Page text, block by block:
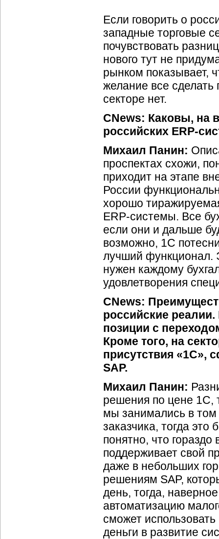
Если говорить о
западные торговые
почувствовать
нового тут не
рынком показывает,
желание все сделать
секторе нет.
CNews: Каковы, на
российских ERP-
Михаил Панин:
проспектах схожи,
приходит на этапе
России
хорошо
ERP-системы. Все
если они и дальше
возможно, 1С
лучший функционал.
нужен каждому
удовлетворения
CNews:
российские
позиции с
Кроме того, на
присутствия «1С»,
SAP.
Михаил Панин:
решения по цене 1С,
мы занимались в том
заказчика, тогда
понятно, что
поддерживает свой
даже в небольших
решениям SAP,
день, тогда,
автоматизацию
сможет
деньги в развитие